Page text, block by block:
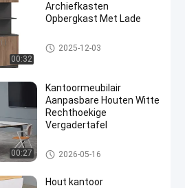
00:32
Archiefkasten
Opbergkast Met Lade
Kantoor houten archiefkasten
2025-12-03
00:27
Kantoormeubilair
Aanpasbare Houten Witte
Rechthoekige
Vergadertafel
de lijst van de bureauconferent
ie
2026-05-16
Hout kantoor